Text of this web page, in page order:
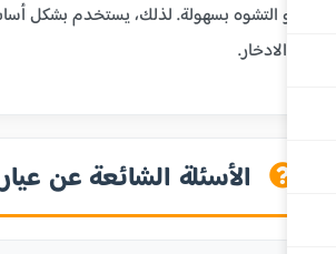
التشوه بسهولة. لذلك، يستخدم بشكل أساسي في
الأسئلة الشائعة عن عيار 24